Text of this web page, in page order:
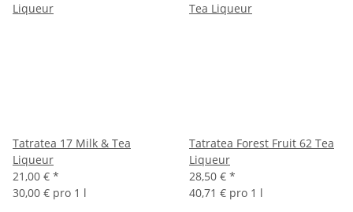
Tatratea 17 Milk & Tea
Liqueur
21,00 € *
30,00 € pro 1 l
Tatratea Forest Fruit 62 Tea
Liqueur
28,50 € *
40,71 € pro 1 l